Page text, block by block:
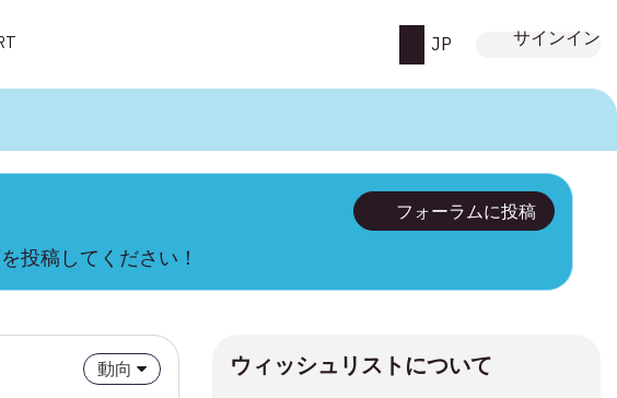
JP サインイン
フォーラムに投稿
投稿してください！
動向 ウィッシュリストについて